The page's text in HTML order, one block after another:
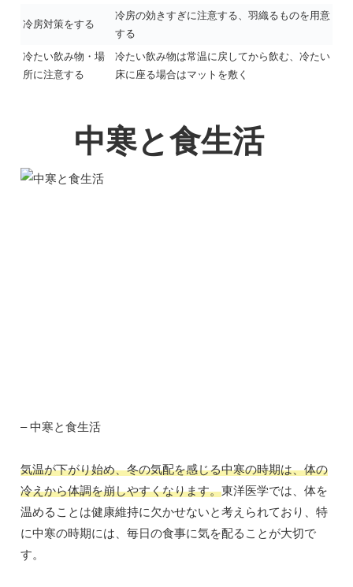
冷房対策をする
冷房の効きすぎに注意する、羽織るものを用意
する
冷たい飲み物・場
所に注意する
冷たい飲み物は常温に戻してから飲む、冷たい
床に座る場合はマットを敷く
中寒と食生活
– 中寒と食生活
気温が下がり始め、冬の気配を感じる中寒の時期は、体の
冷えから体調を崩しやすくなります。東洋医学では、体を
温めることは健康維持に欠かせないと考えられており、特
に中寒の時期には、毎日の食事に気を配ることが大切で
す。